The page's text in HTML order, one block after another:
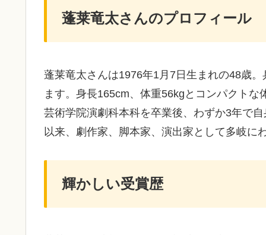
蓬莱竜太さんのプロフィール
蓬莱竜太さんは1976年1月7日生まれの48歳
ます。身長165cm、体重56kgとコンパクト
芸術学院演劇科本科を卒業後、わずか3年で
以来、劇作家、脚本家、演出家として多岐に
輝かしい受賞歴